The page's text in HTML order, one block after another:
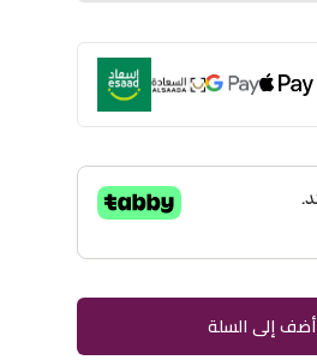
أضف إلى السلة